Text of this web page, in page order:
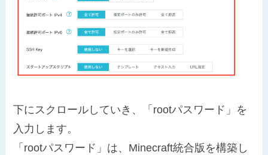
下にスクロールしていき、「rootパスワード」を
入力します。
「rootパスワード」は、Minecraft統合版を構築し